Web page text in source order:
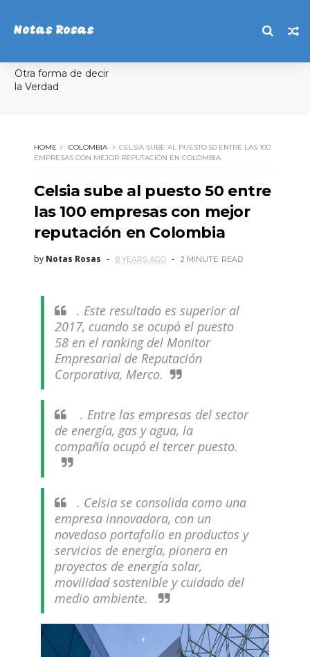
Notas Rosas
Otra forma de decir
la Verdad
HOME COLOMBIA
CELSIA SUBE AL PUESTO 50 ENTRE LAS 100
EMPRESAS CON MEJOR REPUTACIÓN EN COLOMBIA
Celsia sube al puesto 50 entre
las 100 empresas con mejor
reputación en Colombia
by Notas Rosas 8 YEARS AGO 2 MINUTE READ
. Este resultado es superior al
2017, cuando se ocupó el puesto
58 en el ranking del Monitor
Empresarial de Reputación
Corporativa, Merco.
. Entre las empresas del sector
de energía, gas y agua, la
compañía ocupó el tercer puesto.
. Celsia se consolida como una
empresa innovadora, con un
novedoso portafolio en productos y
servicios de energía, pionera en
proyectos de energía solar,
movilidad sostenible y cuidado del
medio ambiente.